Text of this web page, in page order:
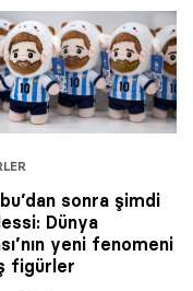
sonra şimdi
Dünya
yeni fenomeni
figürler